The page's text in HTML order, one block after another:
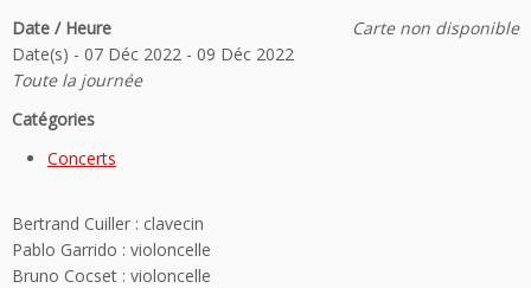
Carte non disponible
Date / Heure
Date(s) - 07 Déc 2022 - 09 Déc 2022
Toute la journée
Catégories
Concerts
Bertrand Cuiller : clavecin
Pablo Garrido : violoncelle
Bruno Cocset : violoncelle